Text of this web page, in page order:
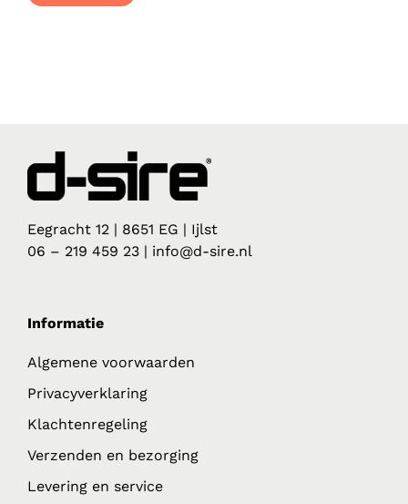
Eegracht 12 | 8651 EG | Ijlst
06 – 219 459 23 | info@d-sire.nl
Informatie
Algemene voorwaarden
Privacyverklaring
Klachtenregeling
Verzenden en bezorging
Levering en service